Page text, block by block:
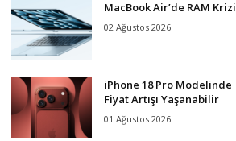
MacBook Air’de RAM Krizi
02 Ağustos 2026
iPhone 18 Pro Modelinde
Fiyat Artışı Yaşanabilir
01 Ağustos 2026